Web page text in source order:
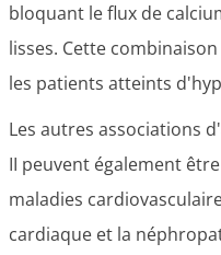
bloquant le flux de
lisses. Cette
les patients atteints
Les autres associations
II peuvent également
maladies
cardiaque et la